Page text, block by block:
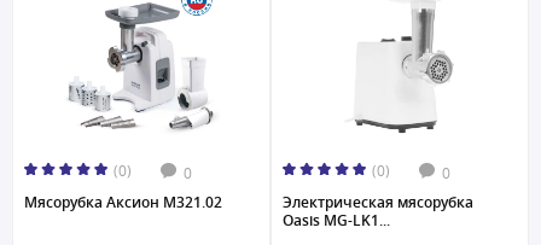
(0) 0
Мясорубка Аксион М321.02
(0) 0
Электрическая мясорубка
Oasis MG-LK1...